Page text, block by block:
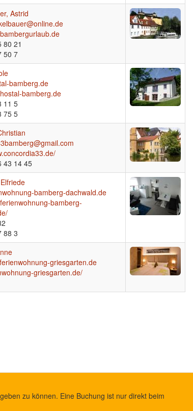
Astrid
80 21
50 7
bamberg.de
bamberg.de
11 5
75 5
43 14 45
bamberg-dachwald.de
bamberg-
88 3
griesgarten.de
griesgarten.de/
zu können. Eine Buchung ist nur direkt beim